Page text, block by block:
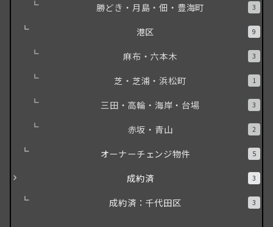
勝どき・月島・佃・豊海町 3
港区 9
麻布・六本木 3
芝・芝浦・浜松町 1
三田・高輪・海岸・台場 3
赤坂・青山 2
オーナーチェンジ物件 5
成約済 3
成約済：千代田区 3